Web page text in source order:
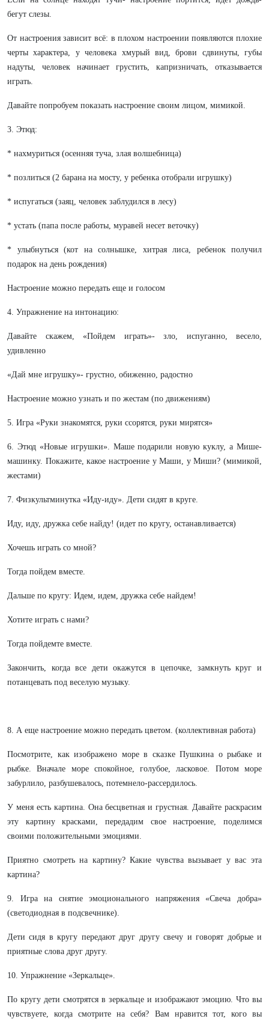
бегут слезы.
От настроения зависит всё: в плохом настроении появляются плохие
черты характера, у человека хмурый вид, брови сдвинуты, губы
надуты, человек начинает грустить, капризничать, отказывается
играть.
Давайте попробуем показать настроение своим лицом, мимикой.
3. Этюд:
* нахмуриться (осенняя туча, злая волшебница)
* позлиться (2 барана на мосту, у ребенка отобрали игрушку)
* испугаться (заяц, человек заблудился в лесу)
* устать (папа после работы, муравей несет веточку)
* улыбнуться (кот на солнышке, хитрая лиса, ребенок получил
подарок на день рождения)
Настроение можно передать еще и голосом
4. Упражнение на интонацию:
Давайте скажем, «Пойдем играть»- зло, испуганно, весело,
удивленно
«Дай мне игрушку»- грустно, обиженно, радостно
Настроение можно узнать и по жестам (по движениям)
5. Игра «Руки знакомятся, руки ссорятся, руки мирятся»
6. Этюд «Новые игрушки». Маше подарили новую куклу, а Мише-
машинку. Покажите, какое настроение у Маши, у Миши? (мимикой,
жестами)
7. Физкультминутка «Иду-иду». Дети сидят в круге.
Иду, иду, дружка себе найду! (идет по кругу, останавливается)
Хочешь играть со мной?
Тогда пойдем вместе.
Дальше по кругу: Идем, идем, дружка себе найдем!
Хотите играть с нами?
Тогда пойдемте вместе.
Закончить, когда все дети окажутся в цепочке, замкнуть круг и
потанцевать под веселую музыку.
8. А еще настроение можно передать цветом. (коллективная работа)
Посмотрите, как изображено море в сказке Пушкина о рыбаке и
рыбке. Вначале море спокойное, голубое, ласковое. Потом море
забурлило, разбушевалось, потемнело-рассердилось.
У меня есть картина. Она бесцветная и грустная. Давайте раскрасим
эту картину красками, передадим свое настроение, поделимся
своими положительными эмоциями.
Приятно смотреть на картину? Какие чувства вызывает у вас эта
картина?
9. Игра на снятие эмоционального напряжения «Свеча добра»
(светодиодная в подсвечнике).
Дети сидя в кругу передают друг другу свечу и говорят добрые и
приятные слова друг другу.
10. Упражнение «Зеркальце».
По кругу дети смотрятся в зеркальце и изображают эмоцию. Что вы
чувствуете, когда смотрите на себя? Вам нравится тот, кого вы